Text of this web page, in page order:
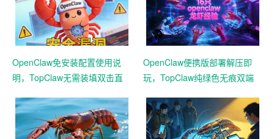
OpenClaw免安装配置使用说
明，TopClaw无需装填双击直
OpenClaw便携版部署解压即
玩，TopClaw纯绿色无痕双端